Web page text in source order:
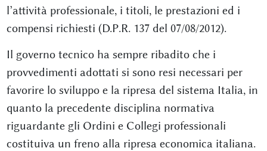
l’attività professionale, i titoli, le prestazioni ed i
compensi richiesti (D.P.R. 137 del 07/08/2012).
Il governo tecnico ha sempre ribadito che i
provvedimenti adottati si sono resi necessari per
favorire lo sviluppo e la ripresa del sistema Italia, in
quanto la precedente disciplina normativa
riguardante gli Ordini e Collegi professionali
costituiva un freno alla ripresa economica italiana.